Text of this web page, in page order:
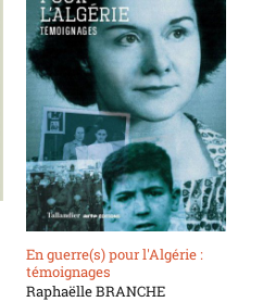
En guerre(s) pour l'Algérie :
témoignages
Raphaëlle BRANCHE